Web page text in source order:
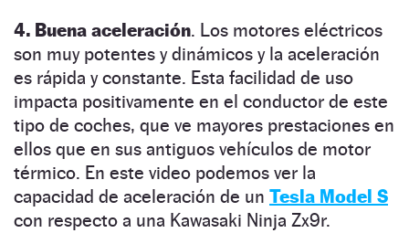
4. Buena aceleración. Los motores eléctricos
son muy potentes y dinámicos y la aceleración
es rápida y constante. Esta facilidad de uso
impacta positivamente en el conductor de este
tipo de coches, que ve mayores prestaciones en
ellos que en sus antiguos vehículos de motor
térmico. En este video podemos ver la
capacidad de aceleración de un Tesla Model S
con respecto a una Kawasaki Ninja Zx9r.